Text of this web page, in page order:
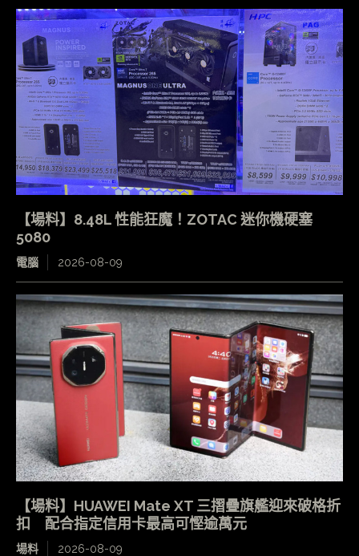
【場料】8.48L 性能狂魔！ZOTAC 迷你機硬塞
5080
電腦 2026-08-09
【場料】HUAWEI Mate XT 三摺疊旗艦迎來破格折
扣 配合指定信用卡最高可慳逾萬元
場料 2026-08-09